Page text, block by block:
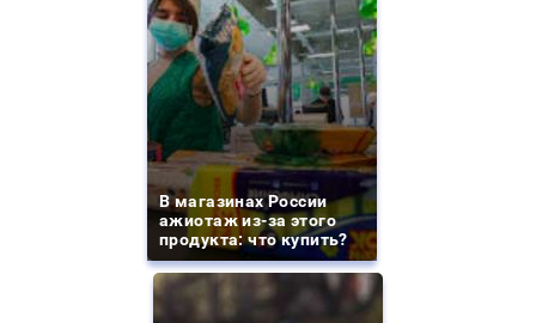
В магазинах России
ажиотаж из-за этого
продукта: что купить?